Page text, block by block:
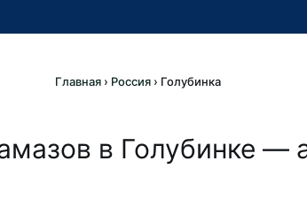
Главная› Россия› Голубинка
в Голубинке —